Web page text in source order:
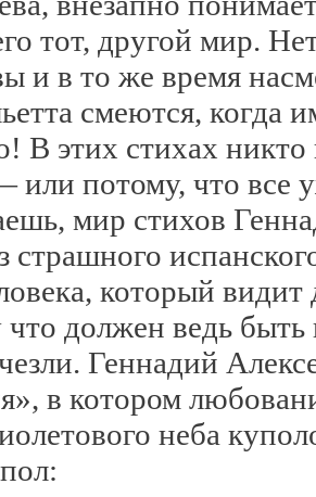
тот, другой мир.
и в то же время
смеются, когда
В этих стихах никто
потому, что все
мир стихов
страшного
который
должен ведь быть
Геннадий
в котором
неба